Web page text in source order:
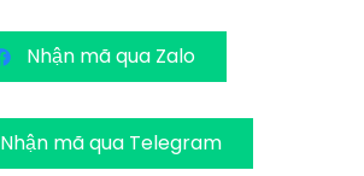
Nhận mã qua Zalo
Nhận mã qua Telegram